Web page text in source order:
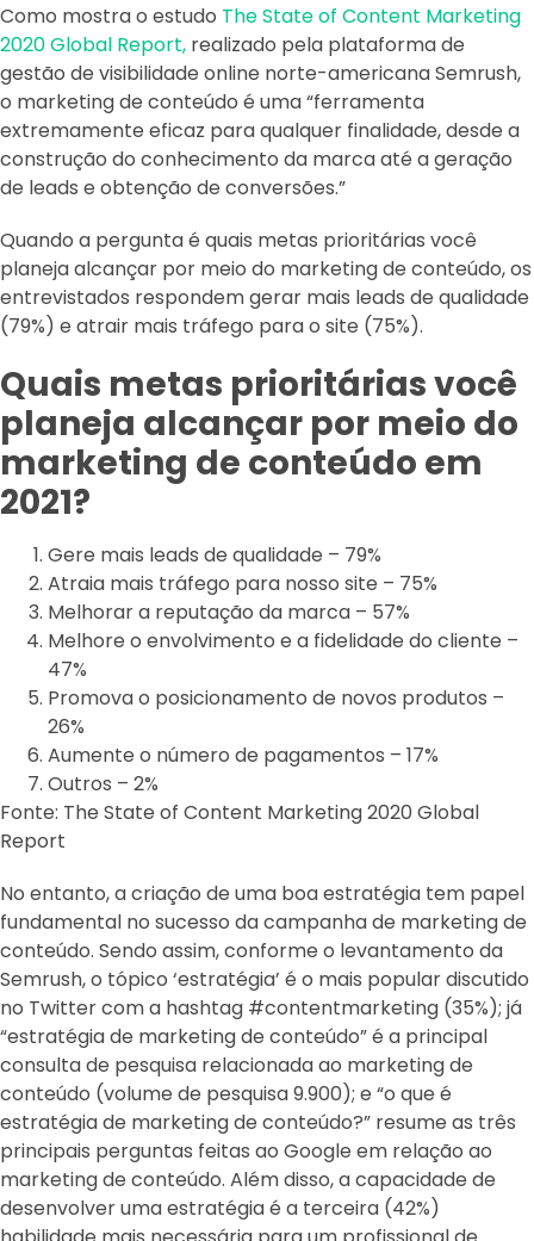
Como mostra o estudo The State of Content Marketing
2020 Global Report, realizado pela plataforma de
gestão de visibilidade online norte-americana Semrush,
o marketing de conteúdo é uma “ferramenta
extremamente eficaz para qualquer finalidade, desde a
construção do conhecimento da marca até a geração
de leads e obtenção de conversões.”
Quando a pergunta é quais metas prioritárias você
planeja alcançar por meio do marketing de conteúdo, os
entrevistados respondem gerar mais leads de qualidade
(79%) e atrair mais tráfego para o site (75%).
Quais metas prioritárias você
planeja alcançar por meio do
marketing de conteúdo em
2021?
Gere mais leads de qualidade – 79%
Atraia mais tráfego para nosso site – 75%
Melhorar a reputação da marca – 57%
Melhore o envolvimento e a fidelidade do cliente –
47%
Promova o posicionamento de novos produtos –
26%
Aumente o número de pagamentos – 17%
Outros – 2%
Fonte: The State of Content Marketing 2020 Global
Report
No entanto, a criação de uma boa estratégia tem papel
fundamental no sucesso da campanha de marketing de
conteúdo. Sendo assim, conforme o levantamento da
Semrush, o tópico ‘estratégia’ é o mais popular discutido
no Twitter com a hashtag #contentmarketing (35%); já
“estratégia de marketing de conteúdo” é a principal
consulta de pesquisa relacionada ao marketing de
conteúdo (volume de pesquisa 9.900); e “o que é
estratégia de marketing de conteúdo?” resume as três
principais perguntas feitas ao Google em relação ao
marketing de conteúdo. Além disso, a capacidade de
desenvolver uma estratégia é a terceira (42%)